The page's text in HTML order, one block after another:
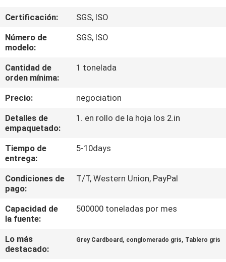
RECORRIDO
POR
FÁBRICA
CONTROL
DE
CALIDAD
CONTACTA
CON
NOSOTROS
NOTICIAS
Certificación:
SGS, ISO
Número de
modelo:
SGS, ISO
Cantidad de
orden mínima:
1 tonelada
Precio:
negociation
Detalles de
empaquetado:
1. en rollo de la hoja los 2.in
Tiempo de
entrega:
5-10days
Condiciones de
pago:
T/T, Western Union, PayPal
Capacidad de
la fuente:
500000 toneladas por mes
Lo más
destacado:
Grey Cardboard , conglomerado gris, Tablero gris